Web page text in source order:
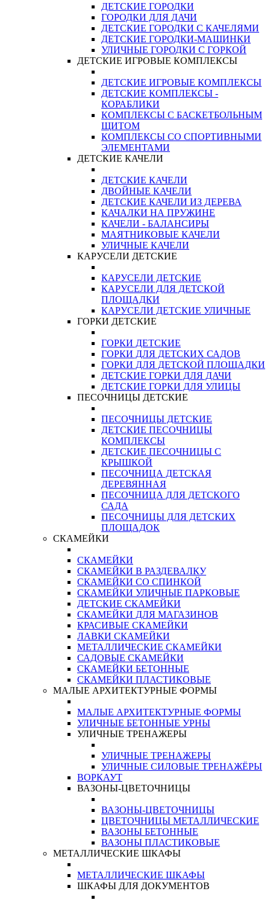
ДЕТСКИЕ ГОРОДКИ
ГОРОДКИ ДЛЯ ДАЧИ
ДЕТСКИЕ ГОРОДКИ С КАЧЕЛЯМИ
ДЕТСКИЕ ГОРОДКИ-МАШИНКИ
УЛИЧНЫЕ ГОРОДКИ С ГОРКОЙ
ДЕТСКИЕ ИГРОВЫЕ КОМПЛЕКСЫ
ДЕТСКИЕ ИГРОВЫЕ КОМПЛЕКСЫ
ДЕТСКИЕ КОМПЛЕКСЫ -
КОРАБЛИКИ
КОМПЛЕКСЫ С БАСКЕТБОЛЬНЫМ
ЩИТОМ
КОМПЛЕКСЫ СО СПОРТИВНЫМИ
ЭЛЕМЕНТАМИ
ДЕТСКИЕ КАЧЕЛИ
ДЕТСКИЕ КАЧЕЛИ
ДВОЙНЫЕ КАЧЕЛИ
ДЕТСКИЕ КАЧЕЛИ ИЗ ДЕРЕВА
КАЧАЛКИ НА ПРУЖИНЕ
КАЧЕЛИ - БАЛАНСИРЫ
МАЯТНИКОВЫЕ КАЧЕЛИ
УЛИЧНЫЕ КАЧЕЛИ
КАРУСЕЛИ ДЕТСКИЕ
КАРУСЕЛИ ДЕТСКИЕ
КАРУСЕЛИ ДЛЯ ДЕТСКОЙ
ПЛОЩАДКИ
КАРУСЕЛИ ДЕТСКИЕ УЛИЧНЫЕ
ГОРКИ ДЕТСКИЕ
ГОРКИ ДЕТСКИЕ
ГОРКИ ДЛЯ ДЕТСКИХ САДОВ
ГОРКИ ДЛЯ ДЕТСКОЙ ПЛОЩАДКИ
ДЕТСКИЕ ГОРКИ ДЛЯ ДАЧИ
ДЕТСКИЕ ГОРКИ ДЛЯ УЛИЦЫ
ПЕСОЧНИЦЫ ДЕТСКИЕ
ПЕСОЧНИЦЫ ДЕТСКИЕ
ДЕТСКИЕ ПЕСОЧНИЦЫ
КОМПЛЕКСЫ
ДЕТСКИЕ ПЕСОЧНИЦЫ С
КРЫШКОЙ
ПЕСОЧНИЦА ДЕТСКАЯ
ДЕРЕВЯННАЯ
ПЕСОЧНИЦА ДЛЯ ДЕТСКОГО
САДА
ПЕСОЧНИЦЫ ДЛЯ ДЕТСКИХ
ПЛОЩАДОК
СКАМЕЙКИ
СКАМЕЙКИ
СКАМЕЙКИ В РАЗДЕВАЛКУ
СКАМЕЙКИ СО СПИНКОЙ
СКАМЕЙКИ УЛИЧНЫЕ ПАРКОВЫЕ
ДЕТСКИЕ СКАМЕЙКИ
СКАМЕЙКИ ДЛЯ МАГАЗИНОВ
КРАСИВЫЕ СКАМЕЙКИ
ЛАВКИ СКАМЕЙКИ
МЕТАЛЛИЧЕСКИЕ СКАМЕЙКИ
САДОВЫЕ СКАМЕЙКИ
СКАМЕЙКИ БЕТОННЫЕ
СКАМЕЙКИ ПЛАСТИКОВЫЕ
МАЛЫЕ АРХИТЕКТУРНЫЕ ФОРМЫ
МАЛЫЕ АРХИТЕКТУРНЫЕ ФОРМЫ
УЛИЧНЫЕ БЕТОННЫЕ УРНЫ
УЛИЧНЫЕ ТРЕНАЖЕРЫ
УЛИЧНЫЕ ТРЕНАЖЕРЫ
УЛИЧНЫЕ СИЛОВЫЕ ТРЕНАЖЁРЫ
ВОРКАУТ
ВАЗОНЫ-ЦВЕТОЧНИЦЫ
ВАЗОНЫ-ЦВЕТОЧНИЦЫ
ЦВЕТОЧНИЦЫ МЕТАЛЛИЧЕСКИЕ
ВАЗОНЫ БЕТОННЫЕ
ВАЗОНЫ ПЛАСТИКОВЫЕ
МЕТАЛЛИЧЕСКИЕ ШКАФЫ
МЕТАЛЛИЧЕСКИЕ ШКАФЫ
ШКАФЫ ДЛЯ ДОКУМЕНТОВ